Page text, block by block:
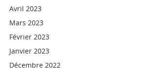
Avril 2023
Mars 2023
Février 2023
Janvier 2023
Décembre 2022